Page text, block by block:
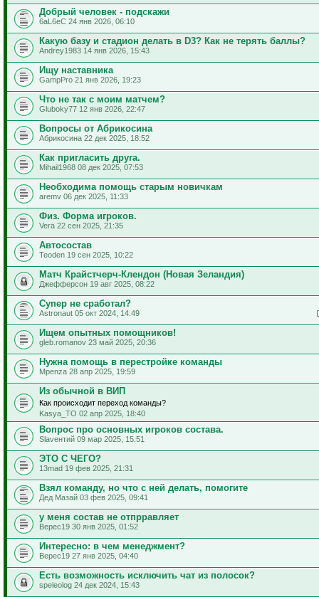
Добрый человек - подскажи
6aL6eC 24 янв 2026, 06:10
Какую базу и стадион делать в D3? Как не терять баллы?
Andrey1983 14 янв 2026, 15:43
Ищу наставника
GampPro 21 янв 2026, 19:23
Что не так с моим матчем?
Gluboky77 12 янв 2026, 22:47
Вопросы от Абрикосина
Абрикосина 22 дек 2025, 18:52
Как пригласить друга.
Mihail1968 08 дек 2025, 07:53
Необходима помощь старым новичкам
aremv 06 дек 2025, 11:33
Физ. Форма игроков.
Vera 22 сен 2025, 21:35
Автосостав
Teoden 19 сен 2025, 10:22
Матч Крайстчерч-Клендон (Новая Зеландия)
Джефферсон 19 авг 2025, 08:22
Супер не сработал?
Astronaut 05 окт 2024, 14:49
Ищем опытных помощников!
gleb.romanov 23 май 2025, 20:36
Нужна помощь в перестройке команды
Mpenza 28 апр 2025, 19:59
Из обычной в ВИП
Как происходит переход команды?
Kasya_TO 02 апр 2025, 18:40
Вопрос про основных игроков состава.
Slavентий 09 мар 2025, 15:51
ЭТО С ЧЕГО?
13mad 19 фев 2025, 21:31
Взял команду, но что с ней делать, помогите
Дед Мазай 03 фев 2025, 09:41
у меня состав не отпрравляет
Верес19 30 янв 2025, 01:52
Интересно: в чем менеджмент?
Верес19 27 янв 2025, 04:40
Есть возможность исключить чат из полосок?
speleolog 24 дек 2024, 15:43